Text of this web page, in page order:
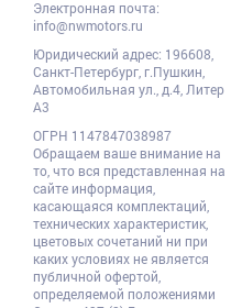
Электронная почта:
info@nwmotors.ru
Юридический адрес: 196608
Санкт-Петербург, г.Пушкин
Автомобильная ул., д.4, Литер
А3
ОГРН 1147847038987
Обращаем ваше внимание на
то, что вся представленная на
сайте информация,
касающаяся комплектаций,
технических характеристик,
цветовых сочетаний ни при
каких условиях не является
публичной офертой,
определяемой положениями